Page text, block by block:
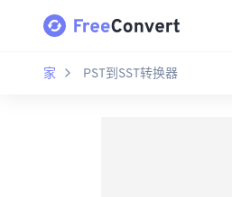
家 PST到SST转换器